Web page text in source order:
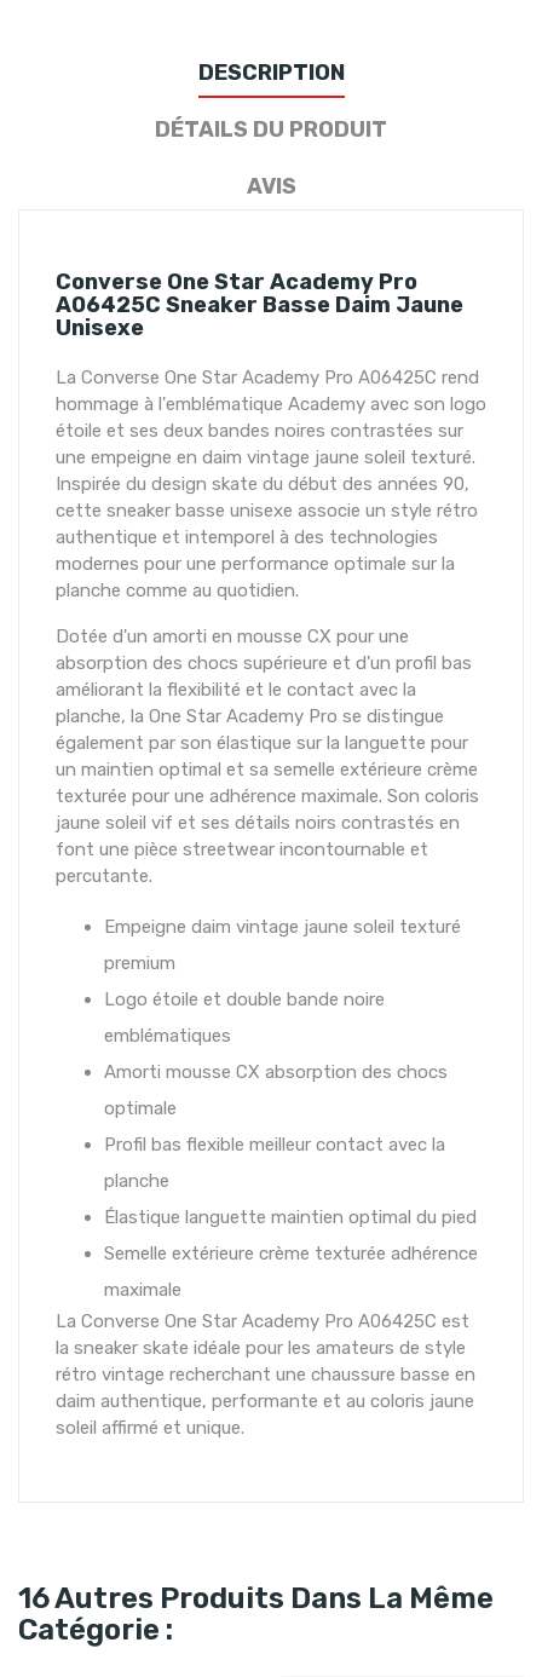
DESCRIPTION
DÉTAILS DU PRODUIT
AVIS
Converse One Star Academy Pro
A06425C Sneaker Basse Daim Jaune
Unisexe
La Converse One Star Academy Pro A06425C rend
hommage à l'emblématique Academy avec son logo
étoile et ses deux bandes noires contrastées sur
une empeigne en daim vintage jaune soleil texturé.
Inspirée du design skate du début des années 90,
cette sneaker basse unisexe associe un style rétro
authentique et intemporel à des technologies
modernes pour une performance optimale sur la
planche comme au quotidien.
Dotée d'un amorti en mousse CX pour une
absorption des chocs supérieure et d'un profil bas
améliorant la flexibilité et le contact avec la
planche, la One Star Academy Pro se distingue
également par son élastique sur la languette pour
un maintien optimal et sa semelle extérieure crème
texturée pour une adhérence maximale. Son coloris
jaune soleil vif et ses détails noirs contrastés en
font une pièce streetwear incontournable et
percutante.
Empeigne daim vintage jaune soleil texturé
premium
Logo étoile et double bande noire
emblématiques
Amorti mousse CX absorption des chocs
optimale
Profil bas flexible meilleur contact avec la
planche
Élastique languette maintien optimal du pied
Semelle extérieure crème texturée adhérence
maximale
La Converse One Star Academy Pro A06425C est
la sneaker skate idéale pour les amateurs de style
rétro vintage recherchant une chaussure basse en
daim authentique, performante et au coloris jaune
soleil affirmé et unique.
16 Autres Produits Dans La Même
Catégorie :